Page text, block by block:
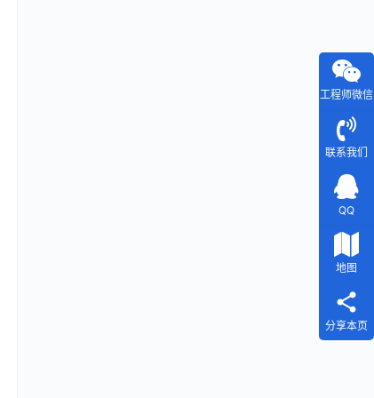
工程师微信
联系我们
QQ
地图
分享本页